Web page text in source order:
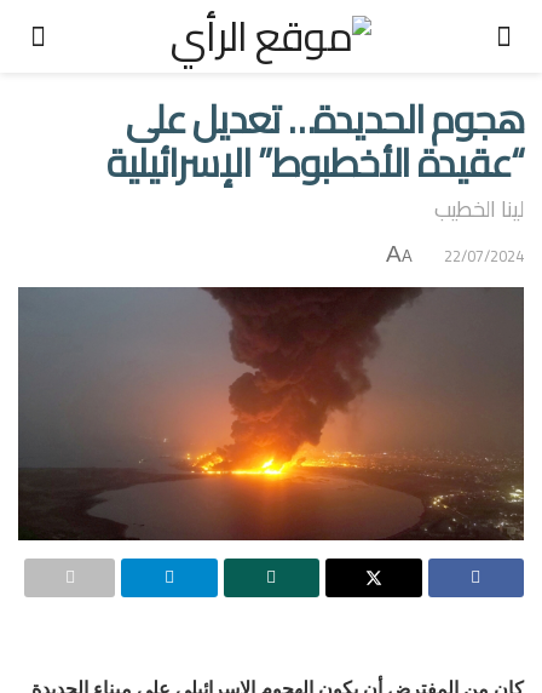
هجوم الحديدة… تعديل على
“عقيدة الأخطبوط” الإسرائيلية
لينا الخطيب
22/07/2024
A
A
كان من المفترض أن يكون الهجوم الإسرائيلي على ميناء الحديدة